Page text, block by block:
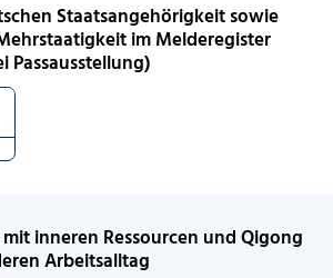
Staatsangehörigkeit sowie
im Melderegister
Passausstellung)
inneren Ressourcen und Qigong
Arbeitsalltag